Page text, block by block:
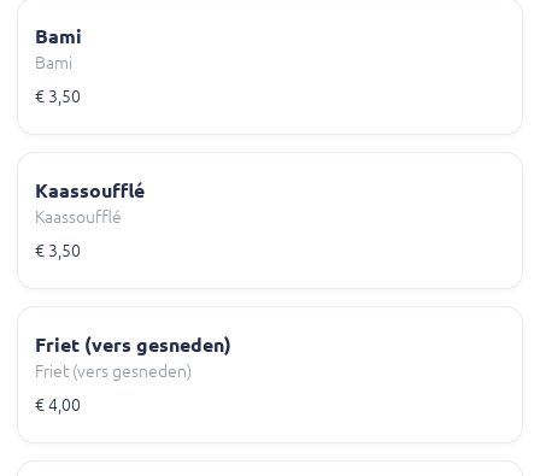
Bami
Bami
€ 3,50
Kaassoufflé
Kaassoufflé
€ 3,50
Friet (vers gesneden)
Friet (vers gesneden)
€ 4,00